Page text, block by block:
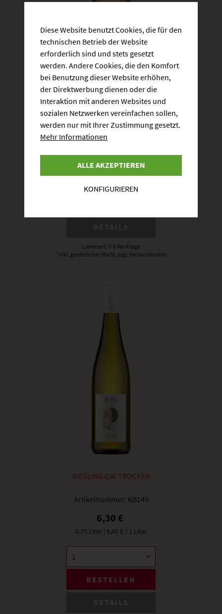
SPÄTBURGUNDER ROSÉ QW TROCKEN
Artikelnummer:KB245
6,30 €
0.75 Liter| 8,40 € / 1 Liter
Lieferzeit: 3-5 Werktage
* inkl. gesetzlicher MwSt. zzgl. Versandkosten
RIESLING QW TROCKEN
Artikelnummer: KB145
6,30 €
0.75 Liter | 8,40 € / 1 Liter
BESTELLEN
Diese Website benutzt Cookies, die für den
technischen Betrieb der Website
erforderlich sind und stets gesetzt
werden. Andere Cookies, die den Komfort
bei Benutzung dieser Website erhöhen,
der Direktwerbung dienen oder die
Interaktion mit anderen Websites und
sozialen Netzwerken vereinfachen sollen,
werden nur mit Ihrer Zustimmung gesetzt.
Mehr Informationen
ALLE AKZEPTIEREN
KONFIGURIEREN